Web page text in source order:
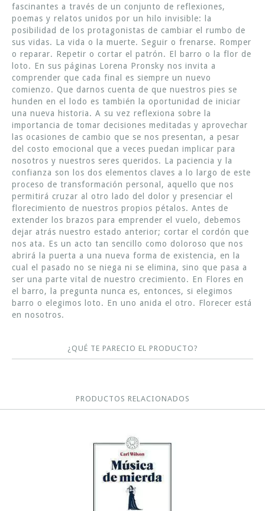
fascinantes a través de un conjunto de reflexiones,
poemas y relatos unidos por un hilo invisible: la
posibilidad de los protagonistas de cambiar el rumbo de
sus vidas. La vida o la muerte. Seguir o frenarse. Romper
o reparar. Repetir o cortar el patrón. El barro o la flor de
loto. En sus páginas Lorena Pronsky nos invita a
comprender que cada final es siempre un nuevo
comienzo. Que darnos cuenta de que nuestros pies se
hunden en el lodo es también la oportunidad de iniciar
una nueva historia. A su vez reflexiona sobre la
importancia de tomar decisiones meditadas y aprovechar
las ocasiones de cambio que se nos presentan, a pesar
del costo emocional que a veces puedan implicar para
nosotros y nuestros seres queridos. La paciencia y la
confianza son los dos elementos claves a lo largo de este
proceso de transformación personal, aquello que nos
permitirá cruzar al otro lado del dolor y presenciar el
florecimiento de nuestros propios pétalos. Antes de
extender los brazos para emprender el vuelo, debemos
dejar atrás nuestro estado anterior; cortar el cordón que
nos ata. Es un acto tan sencillo como doloroso que nos
abrirá la puerta a una nueva forma de existencia, en la
cual el pasado no se niega ni se elimina, sino que pasa a
ser una parte vital de nuestro crecimiento. En Flores en
el barro, la pregunta nunca es, entonces, si elegimos
barro o elegimos loto. En uno anida el otro. Florecer está
en nosotros.
¿QUÉ TE PARECIO EL PRODUCTO?
PRODUCTOS RELACIONADOS